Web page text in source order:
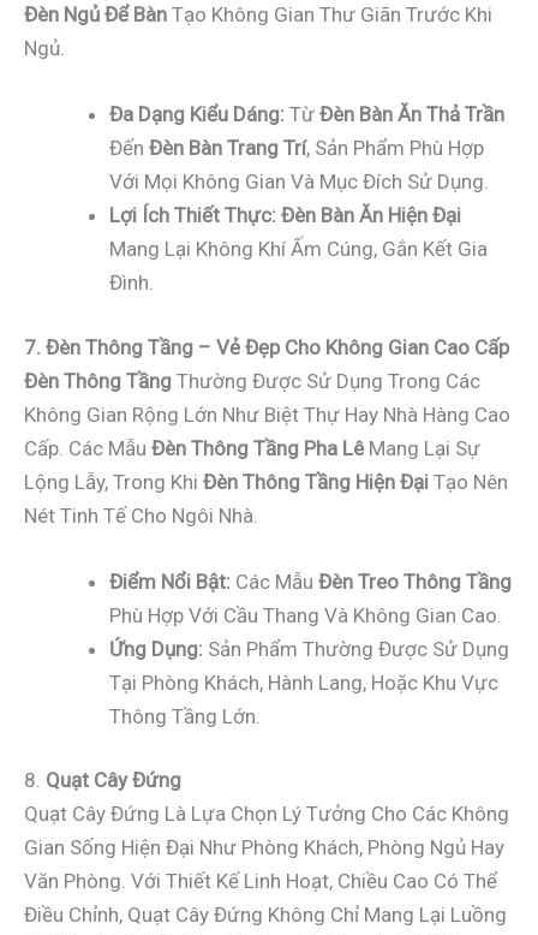
Đèn Ngủ Để Bàn Tạo Không Gian Thư Giãn Trước Khi
Ngủ.
Đa Dạng Kiểu Dáng: Từ Đèn Bàn Ăn Thả Trần
Đến Đèn Bàn Trang Trí, Sản Phẩm Phù Hợp
Với Mọi Không Gian Và Mục Đích Sử Dụng.
Lợi Ích Thiết Thực: Đèn Bàn Ăn Hiện Đại
Mang Lại Không Khí Ấm Cúng, Gắn Kết Gia
Đình.
7. Đèn Thông Tầng – Vẻ Đẹp Cho Không Gian Cao Cấp
Đèn Thông Tầng Thường Được Sử Dụng Trong Các
Không Gian Rộng Lớn Như Biệt Thự Hay Nhà Hàng Cao
Cấp. Các Mẫu Đèn Thông Tầng Pha LêMang Lại Sự
Lộng Lẫy, Trong Khi Đèn Thông Tầng Hiện Đại Tạo Nên
Nét Tinh Tế Cho Ngôi Nhà.
Điểm Nổi Bật: Các Mẫu Đèn Treo Thông Tầng
Phù Hợp Với Cầu Thang Và Không Gian Cao.
Ứng Dụng: Sản Phẩm Thường Được Sử Dụng
Tại Phòng Khách, Hành Lang, Hoặc Khu Vực
Thông Tầng Lớn.
8. Quạt Cây Đứng
Quạt Cây Đứng Là Lựa Chọn Lý Tưởng Cho Các Không
Gian Sống Hiện Đại Như Phòng Khách, Phòng Ngủ Hay
Văn Phòng. Với Thiết Kế Linh Hoạt, Chiều Cao Có Thể
Điều Chỉnh, Quạt Cây Đứng Không Chỉ Mang Lại Luồng